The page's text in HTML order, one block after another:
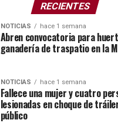
RECIENTES
NOTICIAS hace 1 semana
Abren convocatoria para
ganadería de traspatio en la
NOTICIAS hace 1 semana
Fallece una mujer y cuatro
lesionadas en choque de
público